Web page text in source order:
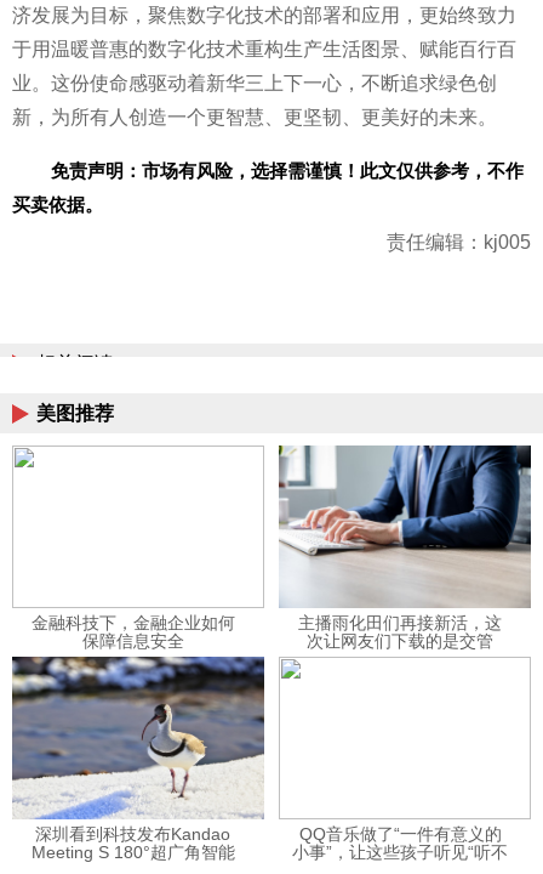
济发展为目标，聚焦数字化技术的部署和应用，更始终致力
于用温暖普惠的数字化技术重构生产生活图景、赋能百行百
业。这份使命感驱动着新华三上下一心，不断追求绿色创
新，为所有人创造一个更智慧、更坚韧、更美好的未来。
免责声明：市场有风险，选择需谨慎！此文仅供参考，不作
买卖依据。
责任编辑：kj005
相关阅读
美图推荐
金融科技下，金融企业如何
保障信息安全
主播雨化田们再接新活，这
次让网友们下载的是交管
12123APP
深圳看到科技发布Kandao
Meeting S 180°超广角智能
QQ音乐做了“一件有意义的
小事”，让这些孩子听见“听不